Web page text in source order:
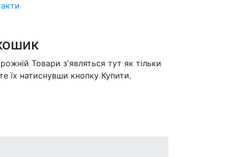
Товари зʼявляться тут як тільки
їх натиснувши кнопку Купити.